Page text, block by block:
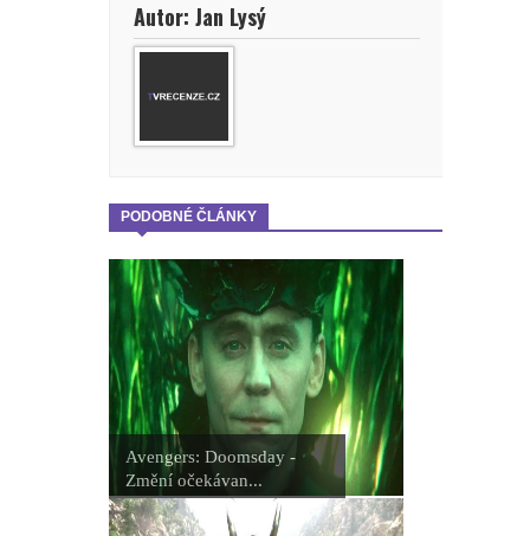
Autor: Jan Lysý
PODOBNÉ ČLÁNKY
Avengers: Doomsday -
Změní očekávan...